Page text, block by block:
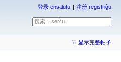
登录 ensalutu 注册 registriĝu
显示完整帖子